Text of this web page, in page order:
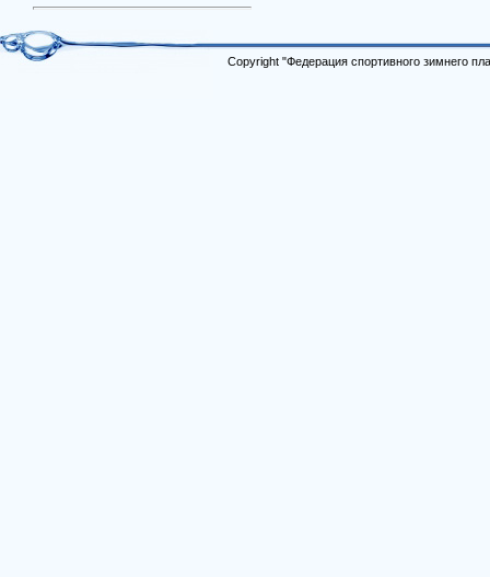
Copyright "Федерация спортивного зимнего